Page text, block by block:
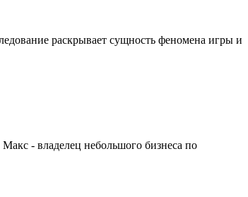
раскрывает сущность феномена игры и
- владелец небольшого бизнеса по